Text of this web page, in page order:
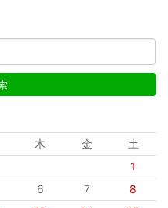
木 金
土
1
6 7
8